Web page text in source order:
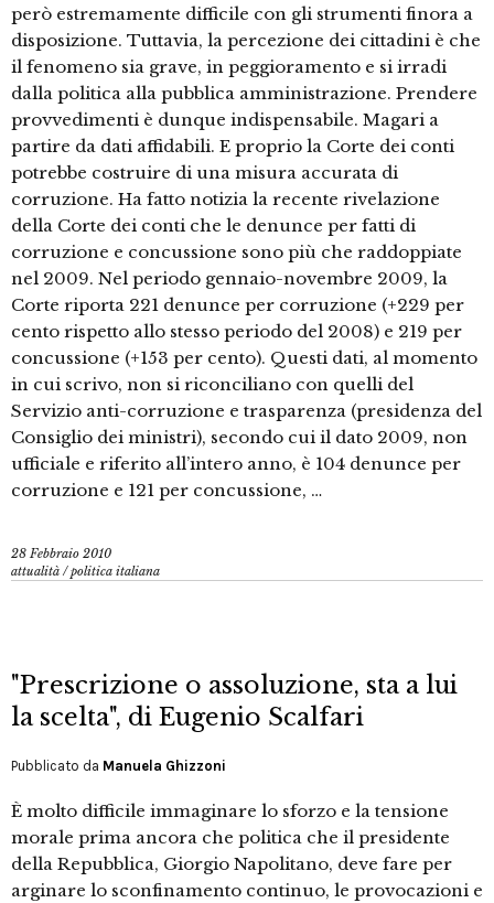
però estremamente difficile con gli strumenti finora a
disposizione. Tuttavia, la percezione dei cittadini è che
il fenomeno sia grave, in peggioramento e si irradi
dalla politica alla pubblica amministrazione. Prendere
provvedimenti è dunque indispensabile. Magari a
partire da dati affidabili. E proprio la Corte dei conti
potrebbe costruire di una misura accurata di
corruzione. Ha fatto notizia la recente rivelazione
della Corte dei conti che le denunce per fatti di
corruzione e concussione sono più che raddoppiate
nel 2009. Nel periodo gennaio-novembre 2009, la
Corte riporta 221 denunce per corruzione (+229 per
cento rispetto allo stesso periodo del 2008) e 219 per
concussione (+153 per cento). Questi dati, al momento
in cui scrivo, non si riconciliano con quelli del
Servizio anti-corruzione e trasparenza (presidenza del
Consiglio dei ministri), secondo cui il dato 2009, non
ufficiale e riferito all’intero anno, è 104 denunce per
corruzione e 121 per concussione, …
28 Febbraio 2010
attualità /politica italiana
"Prescrizione o assoluzione, sta a lui
la scelta", di Eugenio Scalfari
Pubblicato da Manuela Ghizzoni
È molto difficile immaginare lo sforzo e la tensione
morale prima ancora che politica che il presidente
della Repubblica, Giorgio Napolitano, deve fare per
arginare lo sconfinamento continuo, le provocazioni e